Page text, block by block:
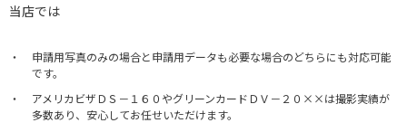
当店では
申請用写真のみの場合と申請用データも必要な場合のどちらにも対応可能
です。
アメリカビザＤＳ－１６０やグリーンカードＤＶ－２０××は撮影実績が
多数あり、安心してお任せいただけます。